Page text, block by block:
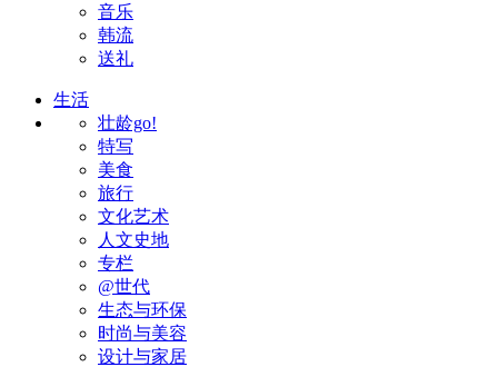
音乐
韩流
送礼
生活
壮龄go!
特写
美食
旅行
文化艺术
人文史地
专栏
@世代
生态与环保
时尚与美容
设计与家居